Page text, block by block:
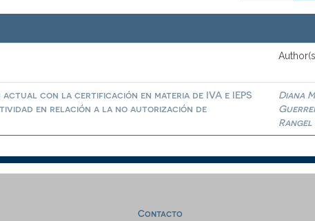
con la certificación en materia de IVA e IEPS
en relación a la no autorización de
Diana
Rangel
Contacto